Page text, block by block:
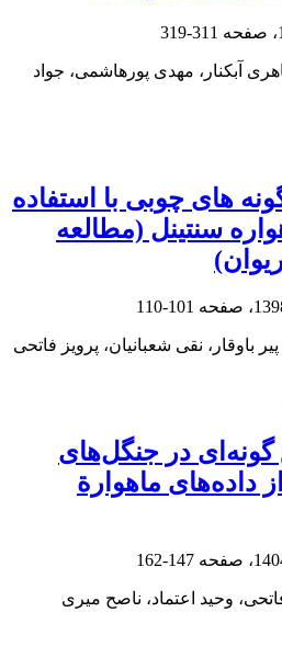
311-319
آبکنار، مهدی پورهاشمی، جواد
های چوبی با استفاده
سنتینل (مطالعه
101-110
باوقار، نقی شعبانیان، پرویز فاتحی
در جنگل‌های
داده‌های ماهوارة
147-162
وحید اعتماد، ناصح میری